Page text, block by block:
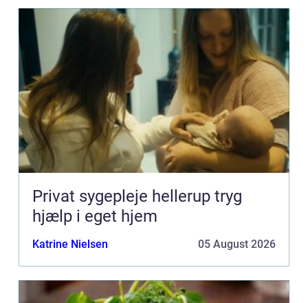
Privat sygepleje hellerup tryg
hjælp i eget hjem
Katrine Nielsen 05 August 2026